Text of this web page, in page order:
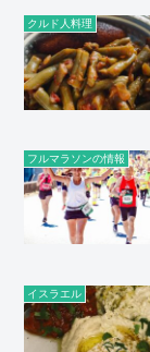
クルド人料理
フルマラソンの情報
イスラエル